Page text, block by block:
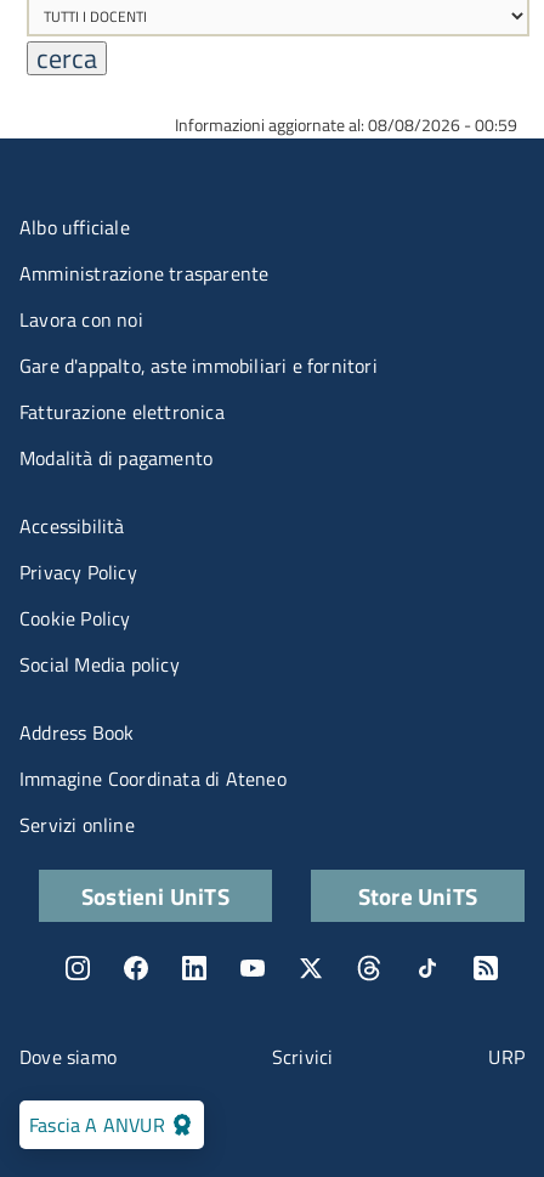
Informazioni aggiornate al: 08/08/2026 - 00:59
Fascia A ANVUR
Menu contatti
Dove siamo Scrivici URP
Menu organizzazione
Albo ufficiale
Amministrazione trasparente
Lavora con noi
Gare d'appalto, aste immobiliari e fornitori
Fatturazione elettronica
Modalità di pagamento
Menù riferimenti
Accessibilità
Privacy Policy
Cookie Policy
Social Media policy
Menu portale
Address Book
Immagine Coordinata di Ateneo
Servizi online
Quick links
Sostieni UniTS Store UniTS
Menu social